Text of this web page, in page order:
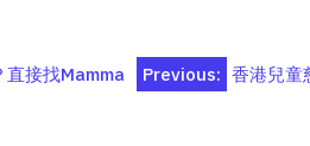
Previous: 香港兒童
直接找Mamma